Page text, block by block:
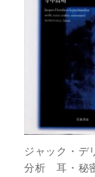
ジャック・デ
分析 耳・秘